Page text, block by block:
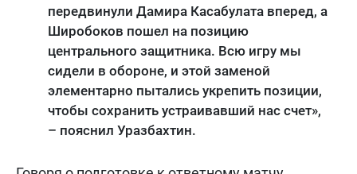
передвинули Дамира Касабулата вперед, а
Широбоков пошел на позицию
центрального защитника. Всю игру мы
сидели в обороне, и этой заменой
элементарно пытались укрепить позиции,
чтобы сохранить устраивавший нас счет»,
– пояснил Уразбахтин.